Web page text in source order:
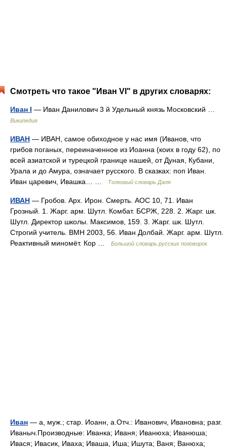
Смотреть что такое "Иван VI" в других словарях:
Иван I — Иван Данилович 3 й Удельный князь Московский …
Википедия
ИВАН — ИВАН, самое обиходное у нас имя (Иванов, что
грибов поганых, переиначенное из Иоанна (коих в году 62), по
всей азиатской и турецкой границе нашей, от Дуная, Кубани,
Урала и до Амура, означает русского. В сказках: поп Иван.
Иван царевич, Ивашка… …
Толковый словарь Даля
ИВАН — Гробов. Арх. Ирон. Смерть. АОС 10, 71. Иван
Грозный. 1. Жарг. арм. Шутл. Комбат. БСРЖ, 228. 2. Жарг. шк.
Шутл. Директор школы. Максимов, 159. 3. Жарг. шк. Шутл.
Строгий учитель. ВМН 2003, 56. Иван Долбай. Жарг. арм. Шутл.
Реактивный миномёт. Кор …
Большой словарь русских поговорок
Иван — а, муж.; стар. Иоанн, а.Отч.: Иванович, Ивановна; разг.
Иваныч.Производные: Иванка; Иваня; Иванюха; Иванюша;
Ивася; Ивасик, Иваха; Иваша, Иша; Ишута; Ваня; Ванюха;